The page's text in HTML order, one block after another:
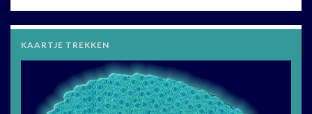
KAARTJE TREKKEN